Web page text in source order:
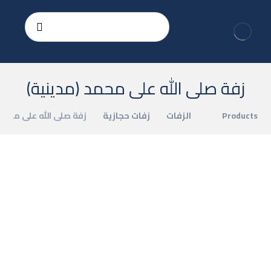
زفة صلى الله على محمد (مدينية)
Products الزفات زفات حجازية زفة صلى الله على